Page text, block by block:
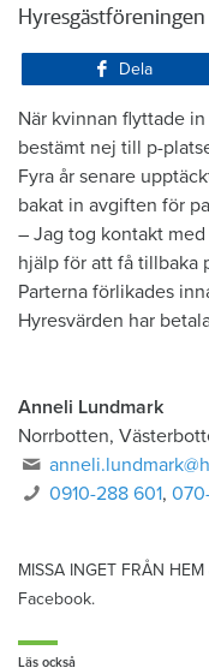
Dela
När kvinnan flyttade
bestämt nej till p-
Fyra år senare
bakat in avgiften för
– Jag tog kontakt
hjälp för att få tillbaka
Parterna förlikades
Hyresvärden har
Anneli Lundmark
Norrbotten,
0910-288 601,
MISSA INGET FRÅN
Facebook.
Läs också